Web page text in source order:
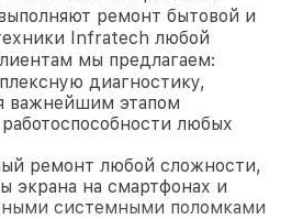
ремонт бытовой и
Infratech любой
мы предлагаем:
диагностику,
важнейшим этапом
любых
ремонт любой сложности,
экрана на смартфонах и
системными поломками